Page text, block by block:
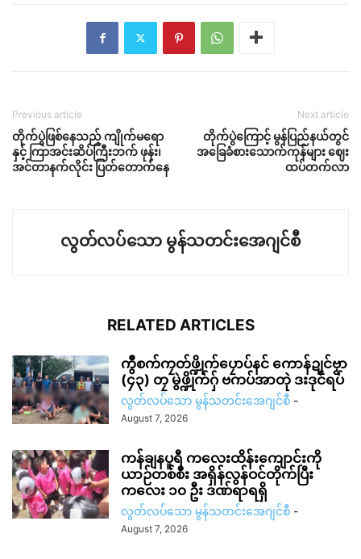
Previous article
တိုက်ပွဲဖြစ်နေသည့် ကျိုက်မရော
နှင့် ကြာအင်းဆိပ်ကြီးဘက် ဖုန်း၊
အင်တာနက်လိုင်း ပြတ်တောက်နေ
Next article
တိုက်ပွဲကြောင့် မွန်ပြည်နယ်တွင်
အခြေခံစားသောက်ကုန်များ ဈေး
ထပ်တက်လာ
လွတ်လပ်သော မွန်သတင်းအေဂျင်စီ
RELATED ARTICLES
ကွဳစက်ကၠတ်ဖ္ဍိုက်ပၠောပ်နင် ကောန်ဍုင်ဗၟာ
(၄၃) တၠ မွဲဖ္ဍိုက်ဂှ် ဗကပ်အာတုဲ ဒးဒုင်ရပ်
လွတ်လပ်သော မွန်သတင်းအေဂျင်စီ -
August 7, 2026
ကန်ချနပူရီ ကလေးထိန်းကျောင်းကို
ယာဉ်တစ်စီး အရှိန်လွန်ဝင်တိုက်ပြီး
ကလေး ၁၀ ဦး ဒဏ်ရာရရှိ
လွတ်လပ်သော မွန်သတင်းအေဂျင်စီ -
August 7, 2026